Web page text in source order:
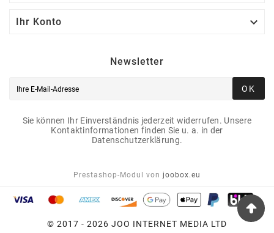
Ihr Konto 
Newsletter
OK
Sie können Ihr Einverständnis jederzeit widerrufen. Unsere
Kontaktinformationen finden Sie u. a. in der
Datenschutzerklärung.
Prestashop-Modul von joobox.eu
© 2017 - 2026 JOO INTERNET MEDIA LTD